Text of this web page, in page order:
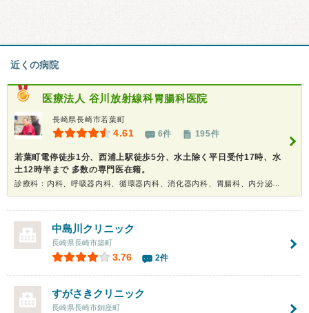
近くの病院
医療法人 谷川放射線科胃腸科医院
長崎県長崎市若葉町
4.61 6件 195件
若葉町電停徒歩1分、西浦上駅徒歩5分、水土除く平日受付17時、水
土12時半まで 多数の専門医在籍。
中島川クリニック
長崎県長崎市築町
3.76 2件
すがさきクリニック
長崎県長崎市銅座町